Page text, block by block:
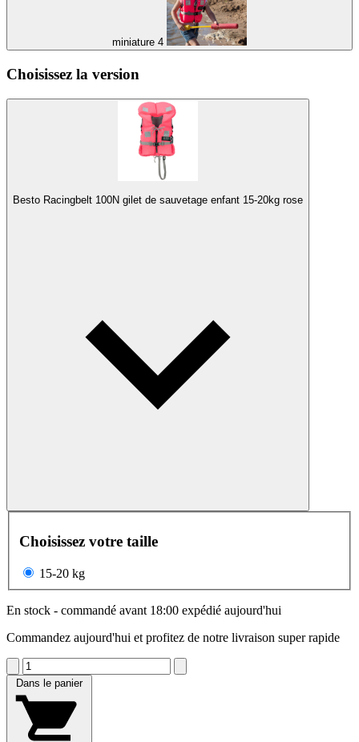
miniature 4
Choisissez la version
Besto Racingbelt 100N gilet de sauvetage enfant 15-20kg rose
Choisissez votre taille
15-20 kg
En stock - commandé avant 18:00 expédié aujourd'hui
Commandez aujourd'hui et profitez de notre livraison super rapide
Dans le panier